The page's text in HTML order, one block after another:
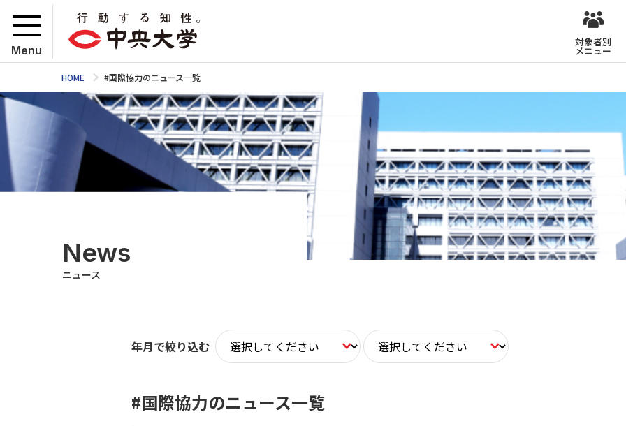
Menu
対象者別
メニュー
HOME #国際協力のニュース一覧
News
ニュース
年月で絞り込む
#国際協力のニュース一覧